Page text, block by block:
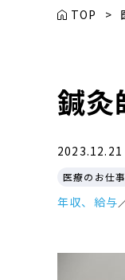
TOP >
鍼灸
2023.12.21
医療のお仕
年収、給与